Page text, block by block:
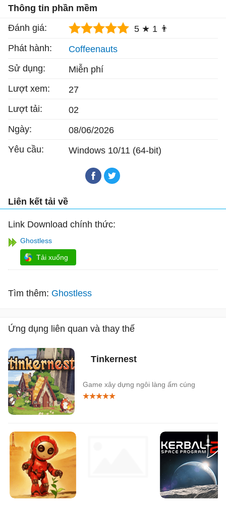
Thông tin phần mềm
Đánh giá:
5 ★ 1 👨
Phát hành:
Coffeenauts
Sử dụng:
Miễn phí
Lượt xem:
27
Lượt tải:
02
Ngày:
08/06/2026
Yêu cầu:
Windows 10/11 (64-bit)
Liên kết tải về
Link Download chính thức:
Ghostless
Tải xuống
Tìm thêm: Ghostless
Ứng dụng liên quan và thay thế
Tinkernest
Game xây dựng ngôi làng ấm cúng